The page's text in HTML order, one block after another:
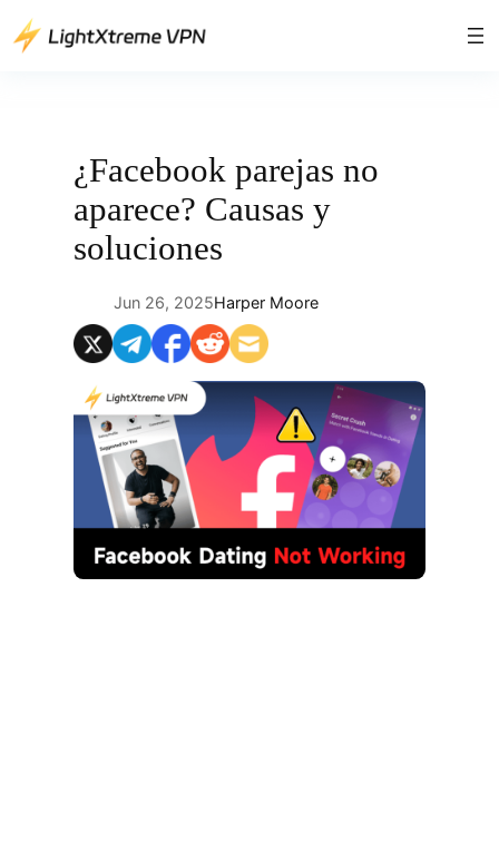
Saltar
¿Facebook parejas no
aparece? Causas y
soluciones
Jun 26, 2025Harper Moore